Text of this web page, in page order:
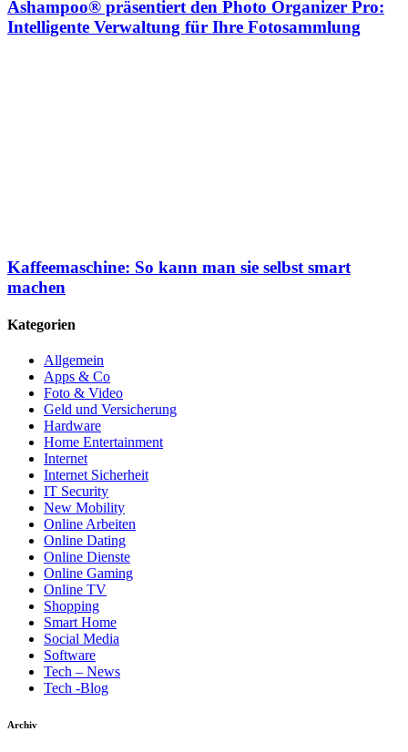
Ashampoo® präsentiert den Photo Organizer Pro:
Intelligente Verwaltung für Ihre Fotosammlung
Kaffeemaschine: So kann man sie selbst smart
machen
Kategorien
Allgemein
Apps & Co
Foto & Video
Geld und Versicherung
Hardware
Home Entertainment
Internet
Internet Sicherheit
IT Security
New Mobility
Online Arbeiten
Online Dating
Online Dienste
Online Gaming
Online TV
Shopping
Smart Home
Social Media
Software
Tech – News
Tech -Blog
Archiv